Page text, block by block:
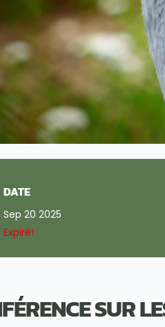
DATE
Sep 20 2025
Expiré!
SUR